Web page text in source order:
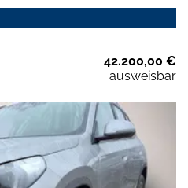
42.200,00 €
ausweisbar